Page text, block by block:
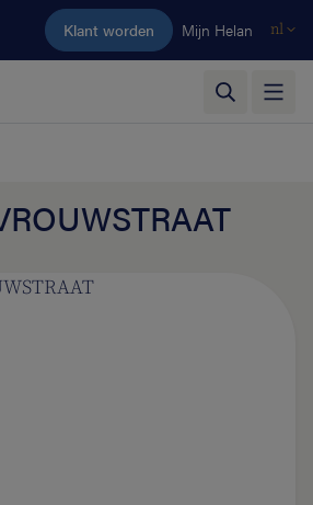
naar de hoofdinhoud
Klant worden Mijn Helan nl